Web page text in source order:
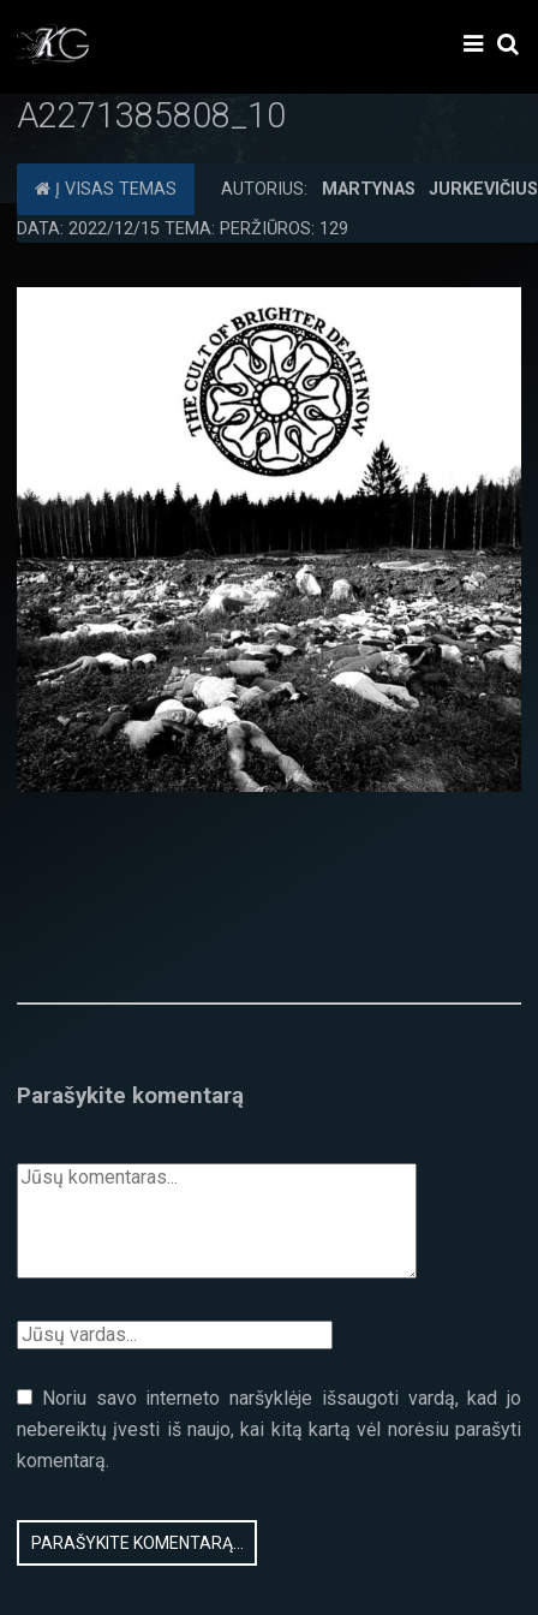
A2271385808_10
Į VISAS TEMAS AUTORIUS:
MARTYNAS JURKEVIČIUS
DATA: 2022/12/15 TEMA: PERŽIŪROS: 129
Parašykite komentarą
Noriu savo interneto naršyklėje išsaugoti vardą, kad jo
nebereiktų įvesti iš naujo, kai kitą kartą vėl norėsiu parašyti
komentarą.